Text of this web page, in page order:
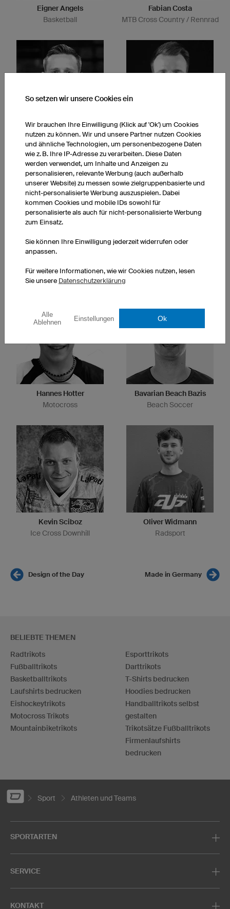
Eigner Angels
Basketball
Fabian Costa
MTB Cross Country / Rennrad
Brûleurs de loups
Eishockey
Niners Chemnitz
Basketball
Triathlon/Radsport
Hannes Hotter
Motocross
Bavarian Beach Bazis
Beach Soccer
Kevin Sciboz
Ice Cross Downhill
Oliver Widmann
Radsport
Design of the Day Made in Germany
BELIEBTE THEMEN
Radtrikots
Fußballtrikots
Basketballtrikots
Laufshirts bedrucken
Eishockeytrikots
Motocross Trikots
Mountainbiketrikots
Esporttrikots
Darttrikots
T-Shirts bedrucken
Hoodies bedrucken
Handballtrikots selbst
gestalten
Trikotsätze Fußballtrikots
Firmenlaufshirts
bedrucken
Sport Athleten und Teams
SPORTARTEN
SERVICE
KONTAKT
So setzen wir unsere Cookies ein
Wir brauchen Ihre Einwilligung (Klick auf 'Ok') um Cookies
nutzen zu können. Wir und unsere Partner nutzen Cookies
und ähnliche Technologien, um personenbezogene Daten
wie z. B. Ihre IP-Adresse zu verarbeiten. Diese Daten
werden verwendet, um Inhalte und Anzeigen zu
personalisieren, relevante Werbung (auch außerhalb
unserer Website) zu messen sowie zielgruppenbasierte und
nicht-personalisierte Werbung auszuspielen. Dabei
kommen Cookies und mobile IDs sowohl für
personalisierte als auch für nicht-personalisierte Werbung
zum Einsatz.
Sie können Ihre Einwilligung jederzeit widerrufen oder
anpassen.
Für weitere Informationen, wie wir Cookies nutzen, lesen
Sie unsere Datenschutzerklärung
Alle
Ablehnen
Einstellungen Ok